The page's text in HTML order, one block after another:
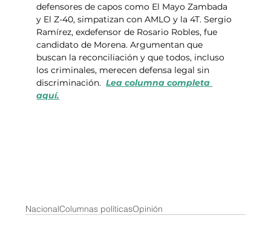
defensores de capos como El Mayo Zambada
y El Z-40, simpatizan con AMLO y la 4T. Sergio
Ramírez, exdefensor de Rosario Robles, fue
candidato de Morena. Argumentan que
buscan la reconciliación y que todos, incluso
los criminales, merecen defensa legal sin
discriminación. Lea columna completa
aquí.
NacionalColumnas políticasOpinión